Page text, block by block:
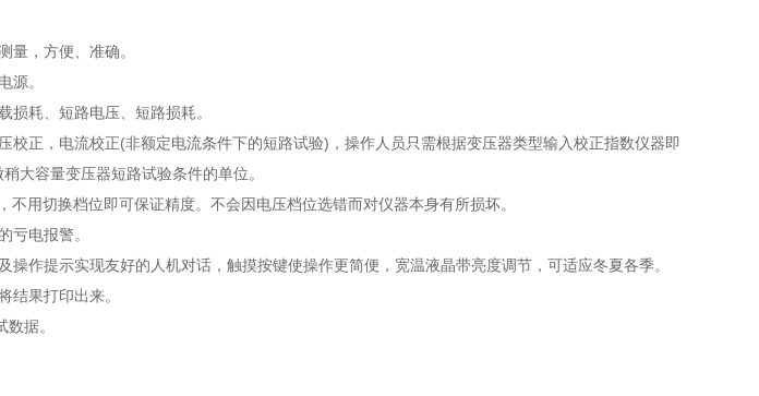
量，方便、准确。
源。
损耗、短路电压、短路损耗。
校正，电流校正(非额定电流条件下的短路试验)，操作人员只需根据变压器类型输入校正指数仪器即
大容量变压器短路试验条件的单位。
用切换档位即可保证精度。不会因电压档位选错而对仪器本身有所损坏。
亏电报警。
作提示实现友好的人机对话，触摸按键使操作更简便，宽温液晶带亮度调节，可适应冬夏各季。
结果打印出来。
据。